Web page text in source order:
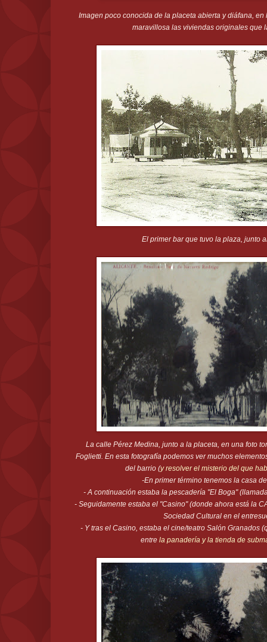
Imagen poco conocida de la placeta abierta y diáfana,
maravillosa las viviendas originales que
El primer bar que tuvo la plaza, junto
La calle Pérez Medina, junto a la placeta, en una foto
Foglietti. En esta fotografía podemos ver muchos
del barrio (y resolver el misterio del que
-En primer término tenemos la casa
- A continuación estaba la pescadería "El Boga"
- Seguidamente estaba el "Casino" (donde ahora está la
Sociedad Cultural en el
- Y tras el Casino, estaba el cine/teatro Salón Granados
entre la panadería y la tienda de